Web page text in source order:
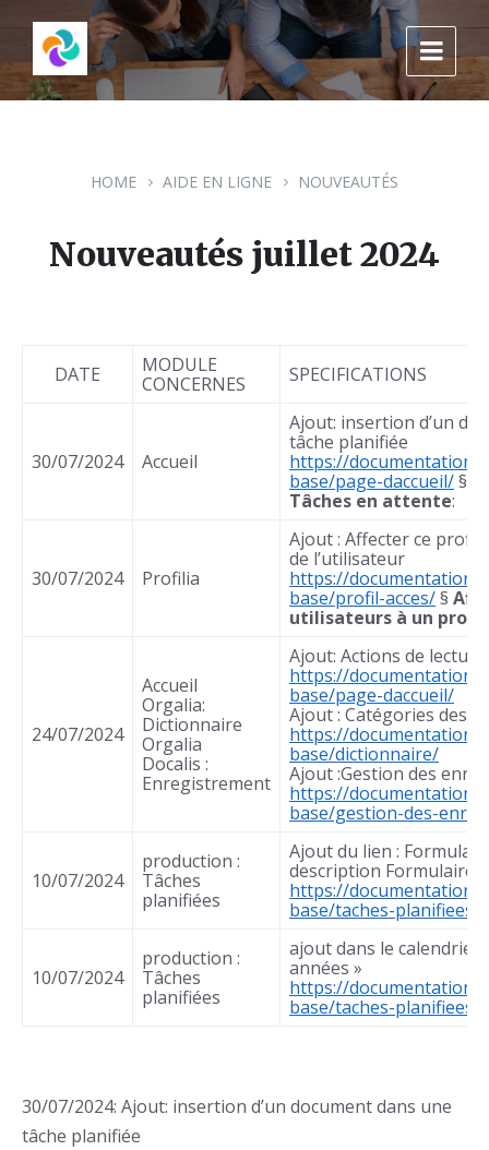
content
navigation
footer
HOME AIDE EN LIGNE NOUVEAUTÉS
Nouveautés juillet 2024
DATE
MODULE
CONCERNES
SPECIFICATIONS
30/07/2024 Accueil
Ajout: insertion d’un
tâche planifiée
https://
base/page-daccueil/§
Tâches en attente:
30/07/2024 Profilia
Ajout : Affecter ce profil
de l’utilisateur
https://
base/profil-acces/§
utilisateurs à un profil
24/07/2024
Accueil
Orgalia:
Dictionnaire
Orgalia
Docalis :
Enregistrement
Ajout: Actions de
https://
base/page-daccueil/
Ajout : Catégories des
https://
base/dictionnaire/
Ajout :Gestion des
https://
base/gestion-des-
10/07/2024
production :
Tâches
planifiées
Ajout du lien :
description Formulaire
https://
base/taches-planifiees/
10/07/2024
production :
Tâches
planifiées
ajout dans le calendrier
années »
https://
base/taches-planifiees/
30/07/2024: Ajout: insertion d’un document dans une
tâche planifiée